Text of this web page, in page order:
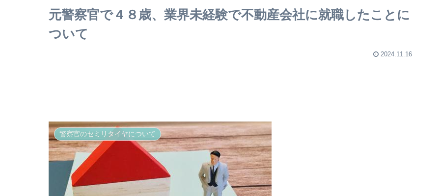
元警察官で４８歳、業界未経験で不動産会社に就職したことに
ついて
2024.11.16
警察官のセミリタイヤについて